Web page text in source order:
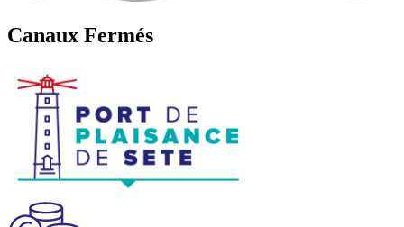
Canaux Fermés